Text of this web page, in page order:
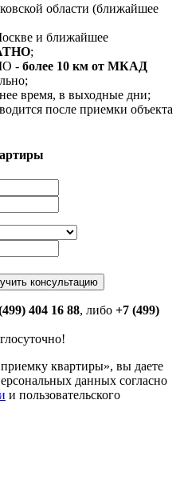
области (ближайшее
и ближайшее
;
- более 10 км от МКАД
время, в выходные дни;
после приемки объекта
404 16 88, либо +7 (499)
квартиры», вы даете
данных согласно
и пользовательского